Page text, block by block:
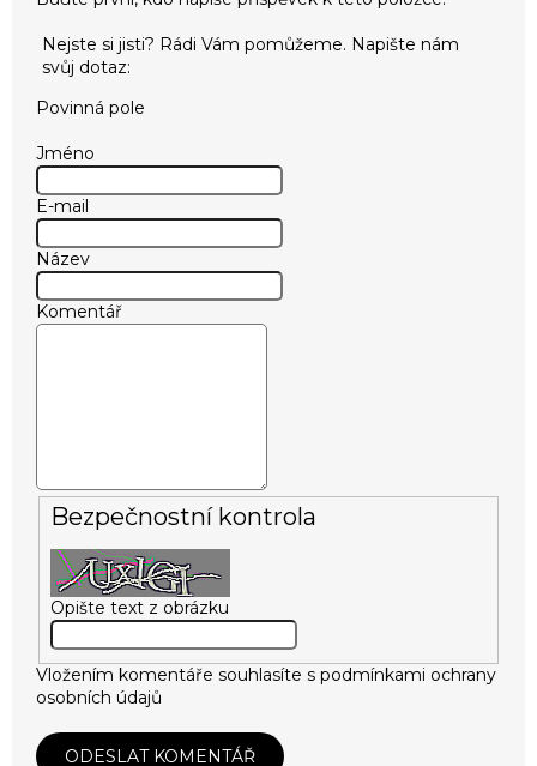
Povinná pole
Jméno
E-mail
Název
Komentář
Bezpečnostní kontrola
Opište text z obrázku
Vložením komentáře souhlasíte s podmínkami ochrany
osobních údajů
ODESLAT KOMENTÁŘ